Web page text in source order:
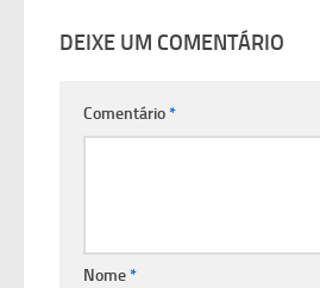
DEIXE UM COMENTÁRIO
Comentário*
Nome*